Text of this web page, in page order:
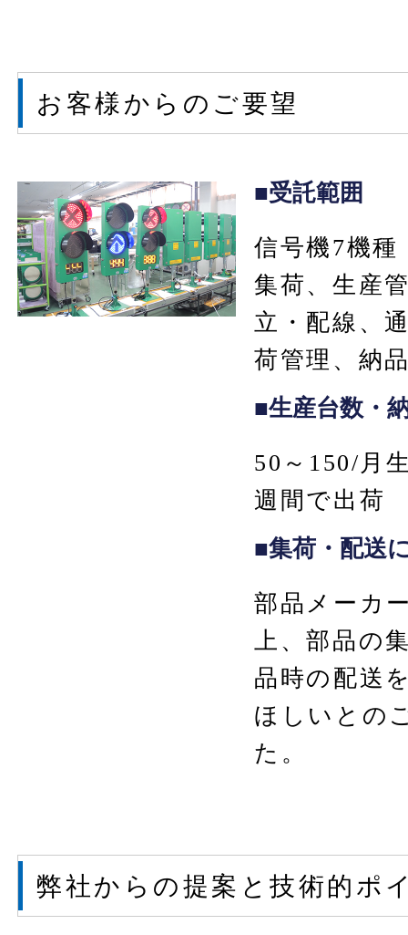
お客様からのご要望
■受託範囲
信号機7機種
集荷、生産
立・配線、
荷管理、納
■生産台数・
50～150/月
週間で出荷
■集荷・配送
部品メーカ
上、部品の
品時の配送
ほしいとの
た。
弊社からの提案と技術的ポ